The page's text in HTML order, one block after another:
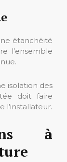
étanchéité
l’ensemble
isolation des
doit faire
l’installateur.
à